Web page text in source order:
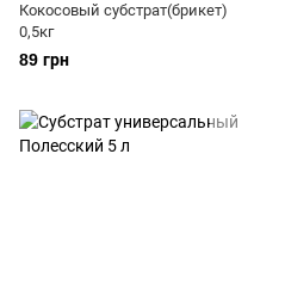
Кокосовый субстрат(брикет)
0,5кг
89 грн